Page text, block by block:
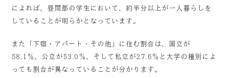
によれば、昼間部の学生において、約半分以上が一人暮らしを
していることが明らかとなっています。
また「下宿・アパート・その他」に住む割合は、国立が
58.1％、公立が53.0％、そして私立が27.6％と大学の種別によ
っても割合が異なっていることが分かります。